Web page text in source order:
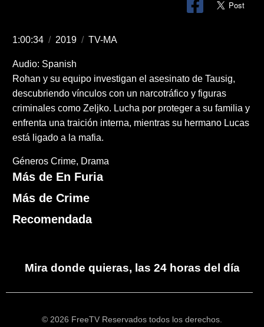
1:00:34 / 2019 / TV-MA
Audio: Spanish
Rohan y su equipo investigan el asesinato de Tausig,
descubriendo vínculos con un narcotráfico y figuras
criminales como Zeljko. Lucha por proteger a su familia y
enfrenta una traición interna, mientras su hermano Lucas
está ligado a la mafia.
Géneros Crime Drama
Más de En Furia
Más de Crime
Recomendada
Mira donde quieras, las 24 horas del día
© 2026 FreeTV Reservados todos los derechos.